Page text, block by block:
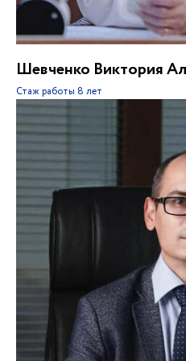
Шевченко Виктория
Стаж работы 8 лет